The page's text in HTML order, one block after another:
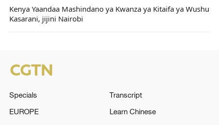
Kenya Yaandaa Mashindano ya Kwanza ya Kitaifa ya Wushu
Kasarani, jijini Nairobi
Specials
Transcript
EUROPE
Learn Chinese